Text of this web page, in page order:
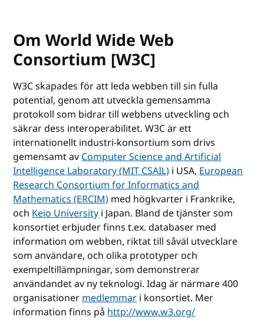
Om World Wide Web
Consortium [W3C]
W3C skapades för att leda webben till sin fulla
potential, genom att utveckla gemensamma
protokoll som bidrar till webbens utveckling och
säkrar dess interoperabilitet. W3C är ett
internationellt industri-konsortium som drivs
gemensamt avComputer Science and Artificial
Intelligence Laboratory (MIT CSAIL)i USA,European
Research Consortium for Informatics and
Mathematics (ERCIM)med högkvarter i Frankrike,
ochKeio Universityi Japan. Bland de tjänster som
konsortiet erbjuder finns t.ex. databaser med
information om webben, riktat till såväl utvecklare
som användare, och olika prototyper och
exempeltillämpningar, som demonstrerar
användandet av ny teknologi. Idag är närmare 400
organisationermedlemmari konsortiet. Mer
information finns påhttp://www.w3.org/